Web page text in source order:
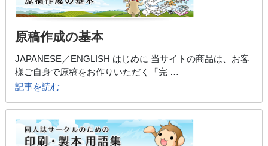
原稿作成の基本
JAPANESE／ENGLISH はじめに 当サイトの商品は、お客
様ご自身で原稿をお作りいただく「完 …
記事を読む